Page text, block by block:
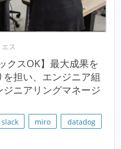
ス
クスOK】最大成果を
担い、エンジニア組
ニアリングマネージ
slack miro
datadog